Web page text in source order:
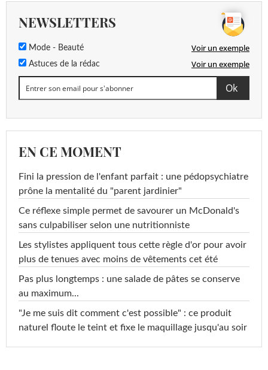
NEWSLETTERS
Mode - Beauté Voir un exemple
Astuces de la rédac Voir un exemple
EN CE MOMENT
Fini la pression de l'enfant parfait : une pédopsychiatre
prône la mentalité du "parent jardinier"
Ce réflexe simple permet de savourer un McDonald's
sans culpabiliser selon une nutritionniste
Les stylistes appliquent tous cette règle d'or pour avoir
plus de tenues avec moins de vêtements cet été
Pas plus longtemps : une salade de pâtes se conserve
au maximum...
"Je me suis dit comment c'est possible" : ce produit
naturel floute le teint et fixe le maquillage jusqu'au soir